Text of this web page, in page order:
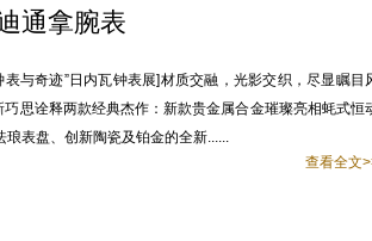
通拿腕表
表与奇迹”日内瓦钟表展]材质交融，光影交织，尽显瞩目
巧思诠释两款经典杰作：新款贵金属合金璀璨亮相蚝式恒
琅表盘、创新陶瓷及铂金的全新......
查看全文